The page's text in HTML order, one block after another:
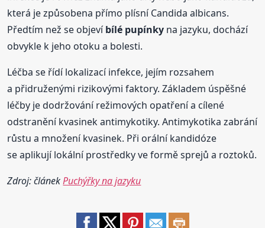
která je způsobena přímo plísní Candida albicans.
Předtím než se objevíbílé pupínky na jazyku, dochází
obvykle k jeho otoku a bolesti.
Léčba se řídí lokalizací infekce, jejím rozsahem
a přidruženými rizikovými faktory. Základem úspěšné
léčby je dodržování režimových opatření a cílené
odstranění kvasinek antimykotiky. Antimykotika zabrání
růstu a množení kvasinek. Při orální kandidóze
se aplikují lokální prostředky ve formě sprejů a roztoků.
Zdroj: článekPuchýřky na jazyku